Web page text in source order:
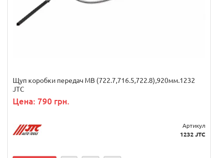
Щуп коробки передач MB (722.7,716.5,722.8),920мм.1232
JTC
Цена: 790 грн.
Артикул
1232 JTC